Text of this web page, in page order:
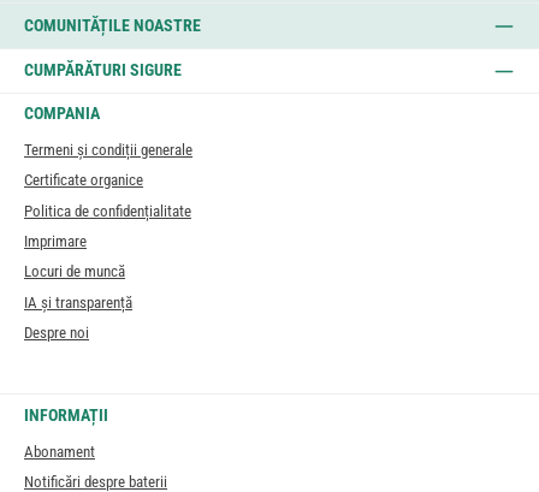
COMUNITĂȚILE NOASTRE
CUMPĂRĂTURI SIGURE
COMPANIA
Termeni și condiții generale
Certificate organice
Politica de confidențialitate
Imprimare
Locuri de muncă
IA și transparență
Despre noi
INFORMAȚII
Abonament
Notificări despre baterii